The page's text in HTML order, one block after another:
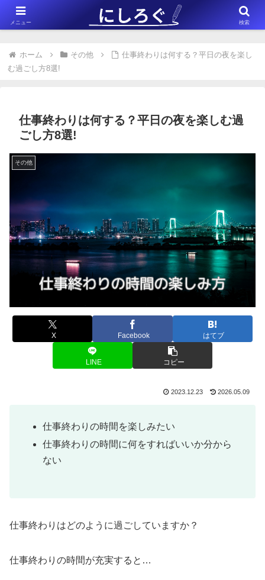
※このサイトはアフィリエイト広告（Amazonアソシエイト含む）を掲載
しています。
ホーム その他
仕事終わりは何する？平日の夜を楽し
む過ごし方8選!
仕事終わりは何する？平日の夜を楽しむ過
ごし方8選!
その他
X Facebook はてブ
LINE コピー
2023.12.23 2026.05.09
仕事終わりの時間を楽しみたい
仕事終わりの時間に何をすればいいか分から
ない
仕事終わりはどのように過ごしていますか？
仕事終わりの時間が充実すると…
メニュー 検索